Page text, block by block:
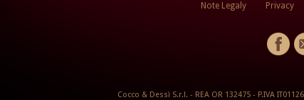
Note Legaly Privacy
Cocco & Dessì S.r.l. - REA OR 132475 - P.IVA